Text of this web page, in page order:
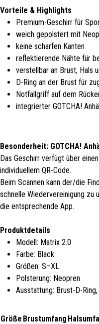
Vorteile & Highlights
Premium-Geschirr für
weich gepolstert mit
keine scharfen Kanten
reflektierende Nähte für
verstellbar an Brust, Hals
D-Ring an der Brust für
Notfallgriff auf dem
integrierter GOTCHA!
Besonderheit: GOTCHA!
Das Geschirr verfügt über
individuellem QR-Code.
Beim Scannen kann der/die
schnelle Wiedervereinigung
die entsprechende App.
Produktdetails
Modell: Matrix 2.0
Farbe: Black
Größen: S–XL
Polsterung: Neopren
Ausstattung: Brust-D-
Größe Brustumfang